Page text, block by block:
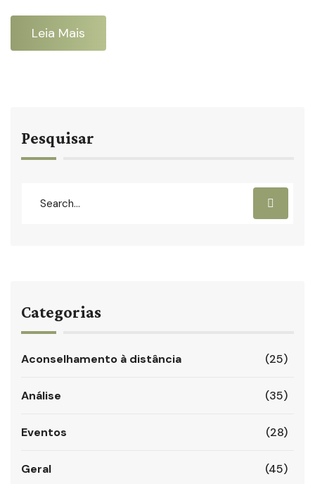
Leia Mais
Pesquisar
Categorias
Aconselhamento à distância (25)
Análise (35)
Eventos (28)
Geral (45)